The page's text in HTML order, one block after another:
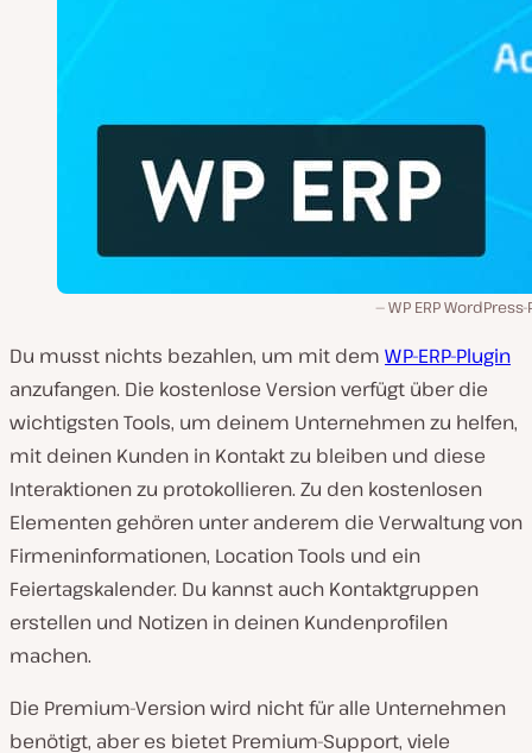
WP ERP
Du musst nichts bezahlen, um mit dem WP-ERP-Plugin
anzufangen. Die kostenlose Version verfügt über die
wichtigsten Tools, um deinem Unternehmen zu helfen,
mit deinen Kunden in Kontakt zu bleiben und diese
Interaktionen zu protokollieren. Zu den kostenlosen
Elementen gehören unter anderem die Verwaltung von
Firmeninformationen, Location Tools und ein
Feiertagskalender. Du kannst auch Kontaktgruppen
erstellen und Notizen in deinen Kundenprofilen
machen.
Die Premium-Version wird nicht für alle Unternehmen
benötigt, aber es bietet Premium-Support, viele